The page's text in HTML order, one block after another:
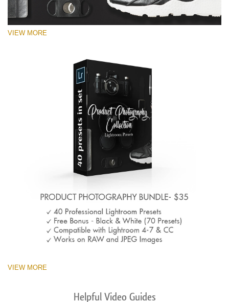
VIEW MORE
VIEW MORE
Helpful Video Guides